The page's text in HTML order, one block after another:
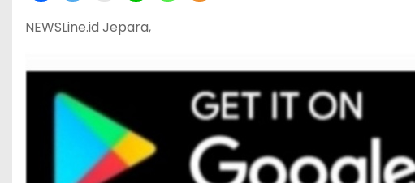
NEWSLine.id Jepara,